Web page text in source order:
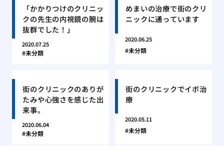
「かかりつけのクリニッ
クの先生の内視鏡の腕は
抜群でした！」
2020.07.25
未分類
めまいの治療で街のクリ
ニックに通っています
2020.06.25
未分類
街のクリニックのありが
たみや心強さを感じた出
来事。
2020.06.04
未分類
街のクリニックでイボ治
療
2020.05.11
未分類